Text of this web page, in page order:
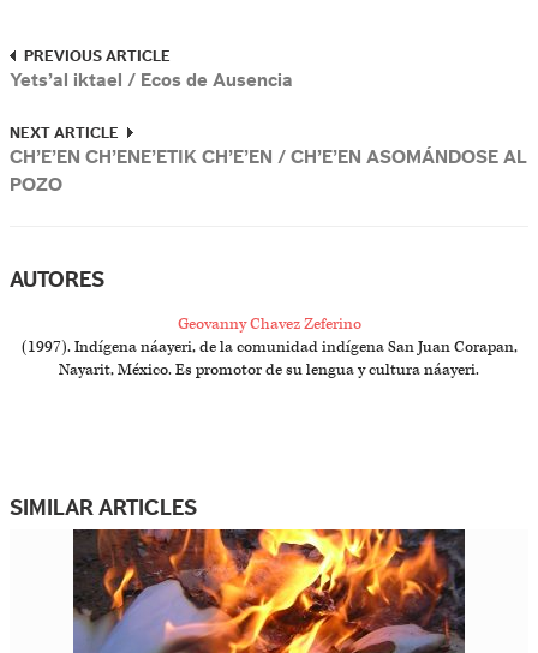
PREVIOUS ARTICLE
Yets’al iktael / Ecos de Ausencia
NEXT ARTICLE
CH’E’EN CH’ENE’ETIK CH’E’EN / CH’E’EN ASOMÁNDOSE AL
POZO
AUTORES
Geovanny Chavez Zeferino
(1997). Indígena náayeri, de la comunidad indígena San Juan Corapan,
Nayarit, México. Es promotor de su lengua y cultura náayeri.
SIMILAR ARTICLES